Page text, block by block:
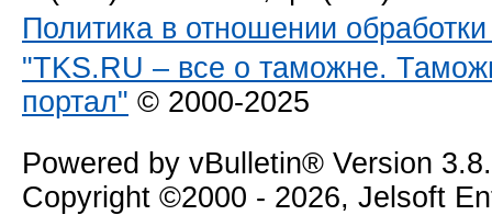
Политика в отношении
"TKS.RU – все о таможне.
портал" © 2000-2025
Powered by vBulletin® Version
Copyright ©2000 - 2026, Jelsoft